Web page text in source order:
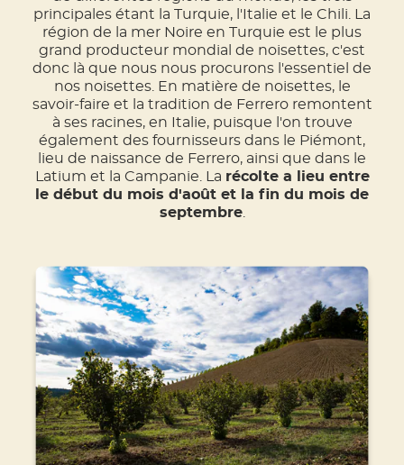
principales étant la Turquie, l'Italie et le Chili. La
région de la mer Noire en Turquie est le plus
grand producteur mondial de noisettes, c'est
donc là que nous nous procurons l'essentiel de
nos noisettes. En matière de noisettes, le
savoir-faire et la tradition de Ferrero remontent
à ses racines, en Italie, puisque l'on trouve
également des fournisseurs dans le Piémont,
lieu de naissance de Ferrero, ainsi que dans le
Latium et la Campanie. La récolte a lieu entre
le début du mois d'août et la fin du mois de
septembre.